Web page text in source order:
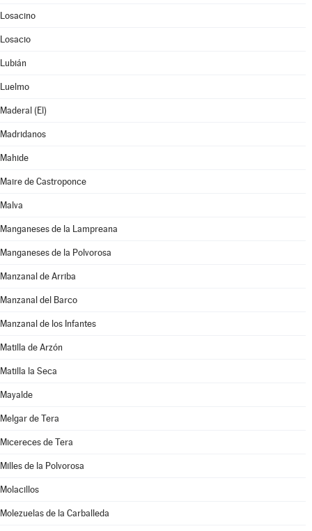
Losacino
Losacio
Lubián
Luelmo
Maderal (El)
Madridanos
Mahide
Maire de Castroponce
Malva
Manganeses de la Lampreana
Manganeses de la Polvorosa
Manzanal de Arriba
Manzanal del Barco
Manzanal de los Infantes
Matilla de Arzón
Matilla la Seca
Mayalde
Melgar de Tera
Micereces de Tera
Milles de la Polvorosa
Molacillos
Molezuelas de la Carballeda